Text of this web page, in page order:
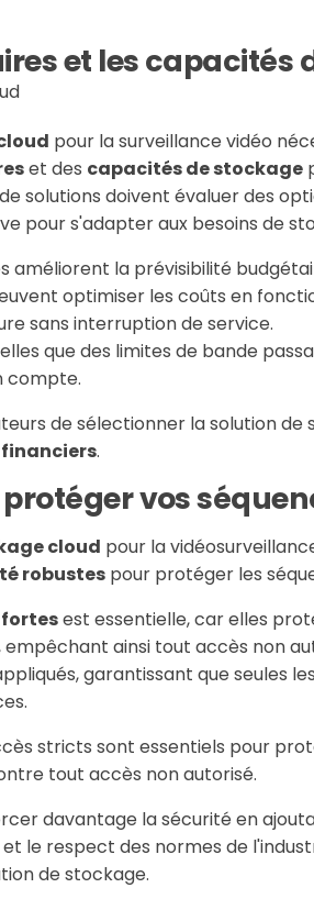
et les capacités
pour la surveillance vidéo
et des capacités de stockage
solutions doivent évaluer des
pour s'adapter aux besoins de
améliorent la prévisibilité
optimiser les coûts en
sans interruption de service.
que des limites de bande
compte.
de sélectionner la solution de
.
vos
cloud pour la
robustespour protéger les
est essentielle, car elles
ainsi tout accès non
garantissant que seules
stricts sont essentiels pour
tout accès non autorisé.
davantage la sécurité en
le respect des normes de
de stockage.